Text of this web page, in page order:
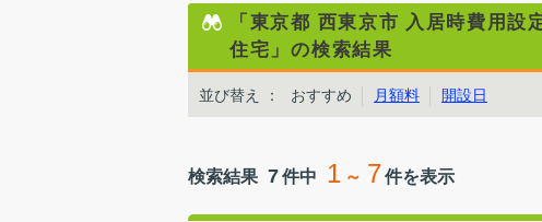
「東京都 西東京市 入居時費用
住宅」の検索結果
並び替え ： おすすめ 月額料 開設日
検索結果 7件中 1 ～ 7件を表示